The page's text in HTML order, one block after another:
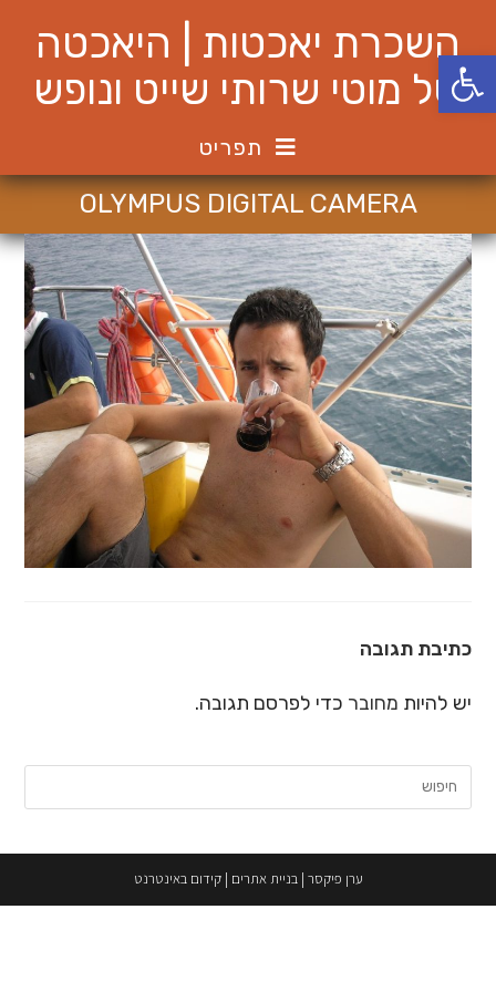
פתח סרגל נגישות
contentהשכרת יאכטות | היאכטה
של מוטי שרותי שייט ונופש
תפריט
OLYMPUS DIGITAL CAMERA
כתיבת תגובה
יש להיות מחובר כדי לפרסם תגובה.
ערן פיקסר |בניית אתרים |קידום באינטרנט